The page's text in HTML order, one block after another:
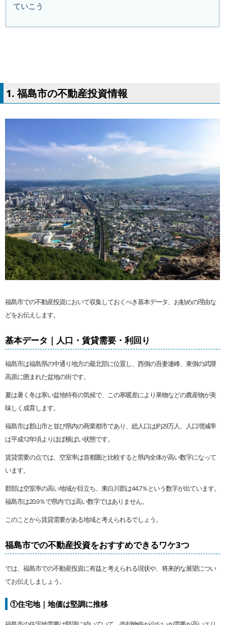
ていこう
1. 福島市の不動産投資情報
福島市での不動産投資において収集しておくべき基本データ、お勧めの理由な
どをお伝えします。
基本データ｜人口・賃貸需要・利回り
福島市は福島県の中通り地方の最北部に位置し、西側の吾妻連峰、東側の武隈
高原に囲まれた盆地の街です。
夏は暑く冬は寒い盆地特有の気候で、この寒暖差により果物などの農産物が美
味しく成育します。
福島市は郡山市と並び県内の商業都市であり、総人口は約29万人、人口増減率
は平成12年頃よりほぼ横ばい状態です。
賃貸需要の点では、空室率は首都圏と比較すると県内全体が高い数字になって
います。
郡部は空室率の高い地域が目立ち、東白川郡は44.7％という数字が出ています。
福島市は20.9％で県内では高い数字ではありません。
このことから賃貸需要がある地域と考えられるでしょう。
福島市での不動産投資をおすすめできるワケ3つ
では、福島市での不動産投資に有益と考えられる現状や、将来的な展望につい
てお伝えしましょう。
①住宅地｜地価は堅調に推移